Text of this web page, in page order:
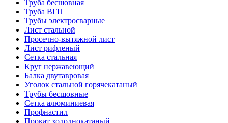
Труба бесшовная
Труба ВГП
Трубы электросварные
Лист стальной
Просечно-вытяжной лист
Лист рифленый
Сетка стальная
Круг нержавеющий
Балка двутавровая
Уголок стальной горячекатаный
Трубы бесшовные
Сетка алюминиевая
Профнастил